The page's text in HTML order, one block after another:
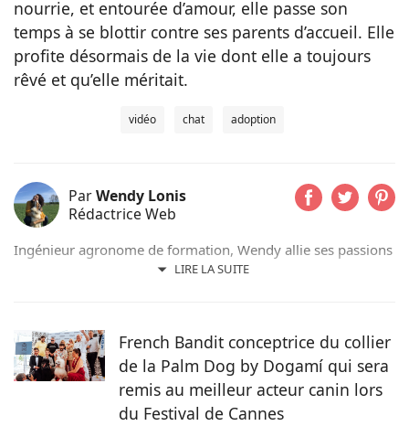
nourrie, et entourée d’amour, elle passe son
temps à se blottir contre ses parents d’accueil. Elle
profite désormais de la vie dont elle a toujours
rêvé et qu’elle méritait.
vidéo chat adoption
ParWendy Lonis
Rédactrice Web
LIRE LA SUITE
Ingénieur agronome de formation, Wendy allie ses passions
pour les mots et les animaux en écrivant pour Pets-dating.
australien, des poules et même des pigeons voyageurs !
French Bandit conceptrice du collier
de la Palm Dog by Dogamí qui sera
remis au meilleur acteur canin lors
du Festival de Cannes